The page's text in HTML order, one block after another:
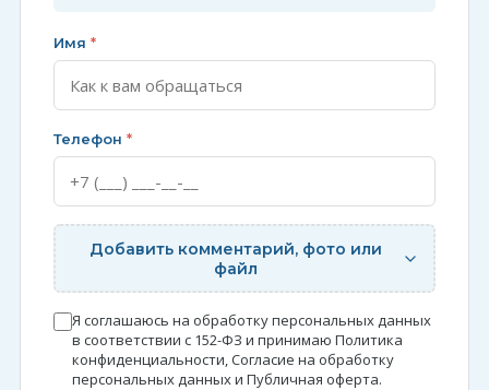
Имя *
Телефон *
Добавить комментарий, фото или
файл
Я соглашаюсь на обработку персональных данных
в соответствии с 152-ФЗ и принимаю Политика
конфиденциальности,Согласие на обработку
персональных данныхи Публичная оферта.